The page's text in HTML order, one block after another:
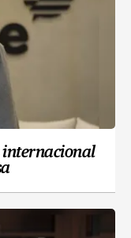
internacional